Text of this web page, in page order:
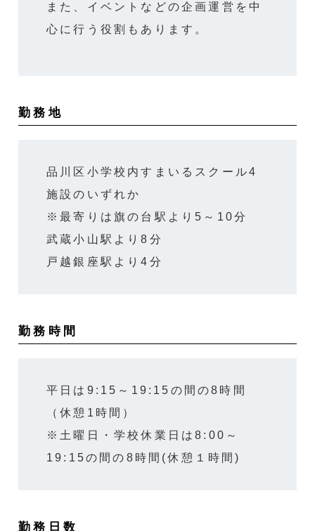
また、イベントなどの企画運営を中
心に行う役割もあります。
勤務地
品川区小学校内すまいるスクール4
施設のいずれか
※最寄りは旗の台駅より5～10分
武蔵小山駅より8分
戸越銀座駅より4分
勤務時間
平日は9:15～19:15の間の8時間
（休憩1時間）
※土曜日・学校休業日は8:00～
19:15の間の8時間(休憩１時間)
勤務日数